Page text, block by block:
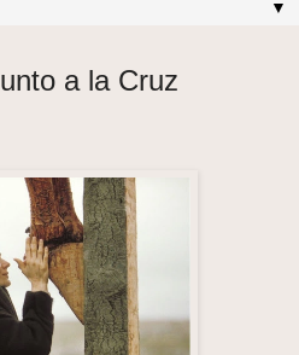
▼
a la Cruz